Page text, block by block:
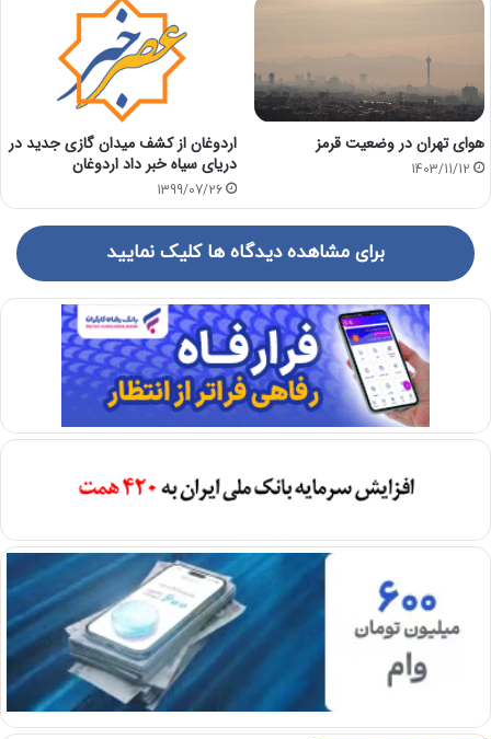
هوای تهران در وضعیت قرمز
1403/11/12
اردوغان از کشف میدان گازی جدید در
دریای سیاه خبر داد اردوغان
1399/07/26
برای مشاهده دیدگاه ها کلیک نمایید